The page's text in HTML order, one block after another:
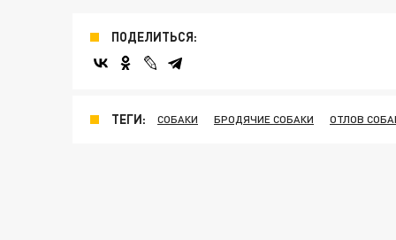
ПОДЕЛИТЬСЯ:
ТЕГИ: СОБАКИ БРОДЯЧИЕ СОБАКИ ОТЛОВ